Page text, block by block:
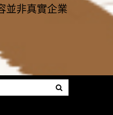
並非真實企業
Menu